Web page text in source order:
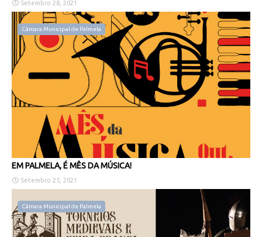
Setembro 28, 2021
Câmara Municipal de Palmela
EM PALMELA, É MÊS DA MÚSICA!
Setembro 25, 2021
Câmara Municipal de Palmela